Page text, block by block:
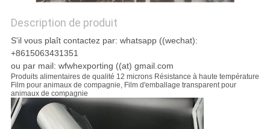
DE
CONFIDENTIALITÉ
Description de produit
S'il vous plaît contactez par: whatsapp ((wechat):
+8615063431351
ou par mail: wfwhexporting ((at) gmail.com
Produits alimentaires de qualité 12 microns Résistance à haute température
Film pour animaux de compagnie, Film d'emballage transparent pour
animaux de compagnie